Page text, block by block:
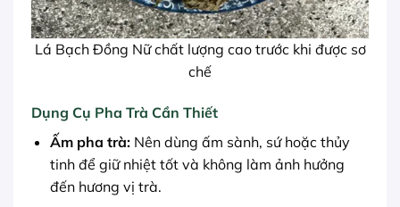
Lá Bạch Đồng Nữ chất lượng cao trước khi được sơ
chế
Dụng Cụ Pha Trà Cần Thiết
Ấm pha trà:Nên dùng ấm sành, sứ hoặc thủy
tinh để giữ nhiệt tốt và không làm ảnh hưởng
đến hương vị trà.